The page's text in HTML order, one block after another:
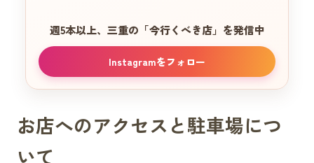
週5本以上、三重の 「今行くべき店」を発信中
Instagramをフォロー
お店へのアクセスと駐車場につ
いて